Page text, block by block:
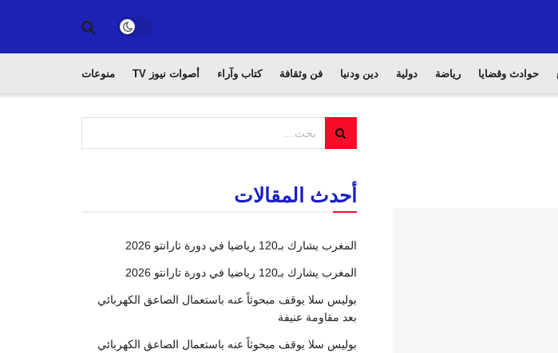
حوادث وقضايا رياضة دولية دين ودنيا فن وثقافة كتاب وآراء أصوات نيوز TV منوعات
أحدث المقالات
المغرب يشارك بـ120 رياضيا في دورة تارانتو 2026
المغرب يشارك بـ120 رياضيا في دورة تارانتو 2026
بوليس سلا يوقف مبحوثاً عنه باستعمال الصاعق الكهربائي
بعد مقاومة عنيفة
بوليس سلا يوقف مبحوثاً عنه باستعمال الصاعق الكهربائي